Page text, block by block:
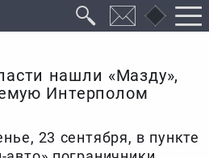
нашли «Мазду»,
Интерполом
23 сентября, в пункте